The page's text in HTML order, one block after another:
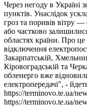
Через негоду в Україні
пунктів. Унаслідок
гроз та поривів вітру
або частково
областях країни. Про
відключення
Закарпатській,
Кіровоградській та
обленерго вже
електропередачі", -
https://terminovo.te.ua/
https://terminovo.te.ua/